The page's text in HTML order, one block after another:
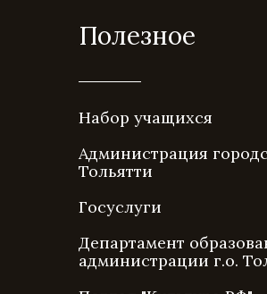
Полезное
Набор учащихся
Администрация
Тольятти
Госуслуги
Департамент
администрации г.о.